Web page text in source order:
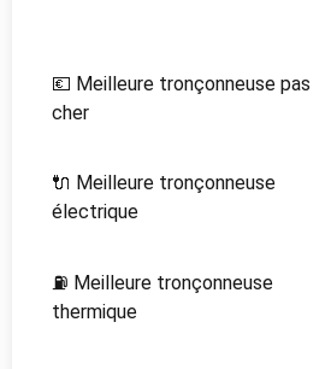
💶 Meilleure tronçonneuse pas
cher
🔌 Meilleure tronçonneuse
électrique
⛽ Meilleure tronçonneuse
thermique